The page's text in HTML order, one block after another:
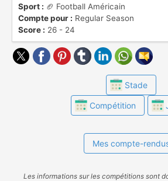
Sport : 🏈 Football Américain
Compte pour : Regular Season
Score : 26 - 24
Stade
Compétition
Mes compte-
Les informations sur les compétitions sont